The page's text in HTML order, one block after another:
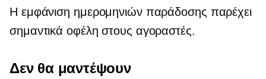
Η εμφάνιση ημερομηνιών παράδοσης παρέχει
σημαντικά οφέλη στους αγοραστές.
Δεν θα μαντέψουν